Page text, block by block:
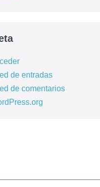
de entradas
de comentarios